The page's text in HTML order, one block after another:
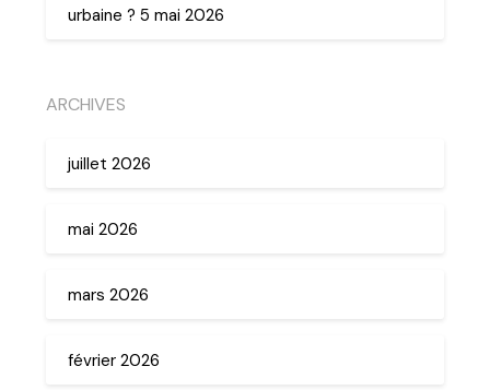
urbaine ? 5 mai 2026
ARCHIVES
juillet 2026
mai 2026
mars 2026
février 2026